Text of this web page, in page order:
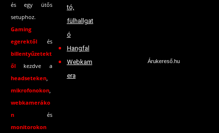
és egy ütős
setuphoz.
Gaming
egerektől és
billentyűzetekt
ől kezdve a
headseteken
mikrofonokon
webkameráko
n és
monitorokon
tó,
fülhallgat
ó
Hangfal
Webkam
era
Árukereső.hu